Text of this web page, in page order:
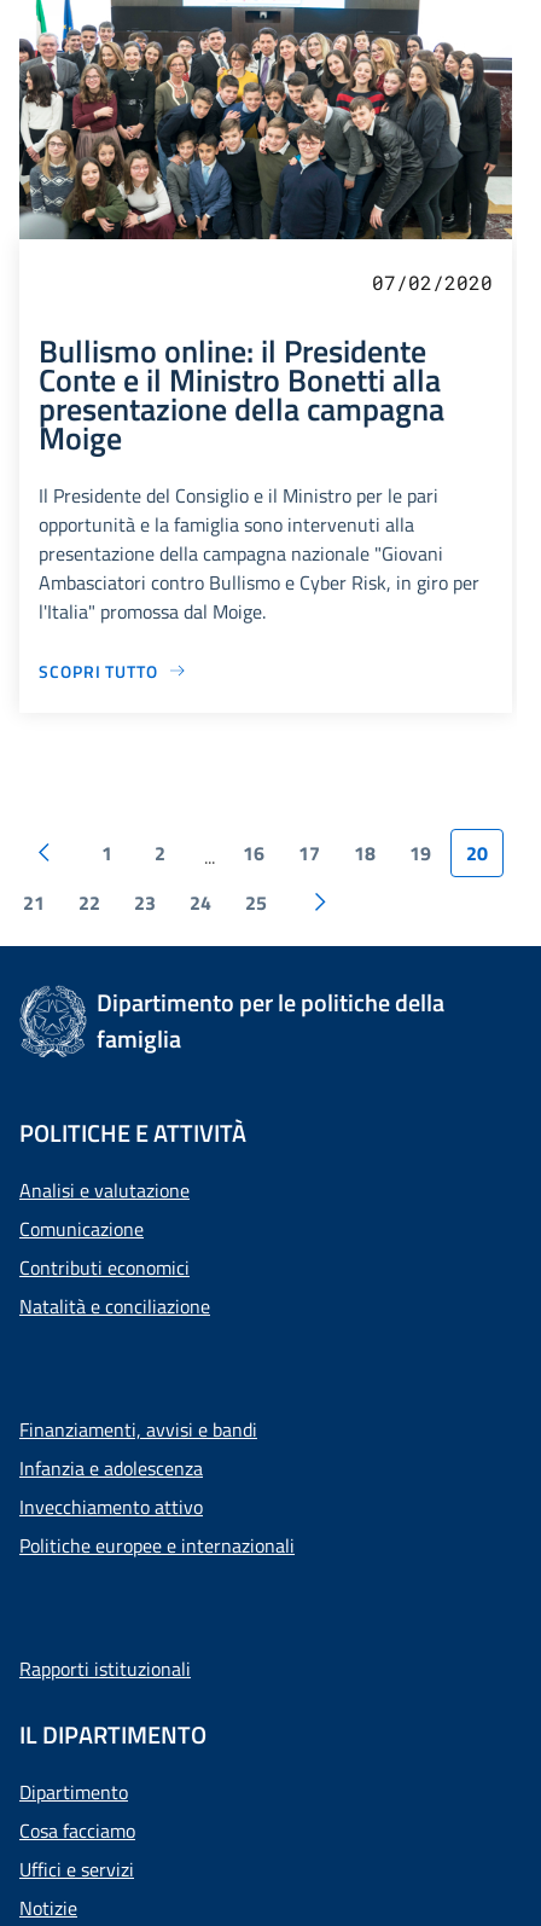
07/02/2020
Bullismo online: il Presidente
Conte e il Ministro Bonetti alla
presentazione della campagna
Moige
Il Presidente del Consiglio e il Ministro per le pari
opportunità e la famiglia sono intervenuti alla
presentazione della campagna nazionale "Giovani
Ambasciatori contro Bullismo e Cyber Risk, in giro per
l'Italia" promossa dal Moige.
SCOPRI TUTTO
1 2 ... 16 17 18 19
20
21
22 23 24 25
Dipartimento per le politiche della
famiglia
POLITICHE E ATTIVITÀ
Analisi e valutazione
Comunicazione
Contributi economici
Natalità e conciliazione
Finanziamenti, avvisi e bandi
Infanzia e adolescenza
Invecchiamento attivo
Politiche europee e internazionali
Rapporti istituzionali
IL DIPARTIMENTO
Dipartimento
Cosa facciamo
Uffici e servizi
Notizie